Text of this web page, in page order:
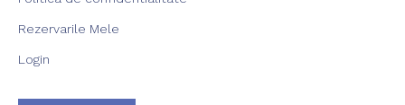
Rezervarile Mele
Login